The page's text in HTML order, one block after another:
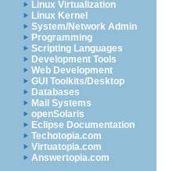
Linux Virtualization
Linux Kernel
System/Network Admin
Programming
Scripting Languages
Development Tools
Web Development
GUI Toolkits/Desktop
Databases
Mail Systems
openSolaris
Eclipse Documentation
Techotopia.com
Virtuatopia.com
Answertopia.com